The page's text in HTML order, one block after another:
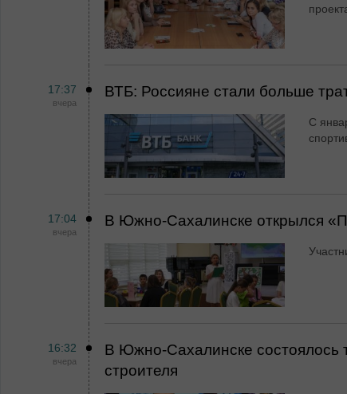
17:37
вчера
ВТБ: Россияне стали больше
С
17:04
вчера
В Южно-Сахалинске открылся
16:32
вчера
В Южно-Сахалинске состоялось
строителя